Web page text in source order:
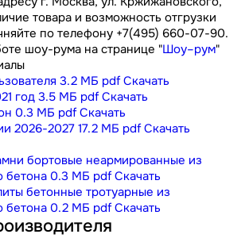
товара и возможность отгрузки
по телефону +7(495) 660-07-90.
шоу-рума на странице "Шоу–рум"
3.2 МБ pdf Скачать
год 3.5 МБ pdf Скачать
0.3 МБ pdf Скачать
2026-2027 17.2 МБ pdf Скачать
бортовые неармированные из
бетона 0.3 МБ pdf Скачать
бетонные тротуарные из
бетона 0.2 МБ pdf Скачать